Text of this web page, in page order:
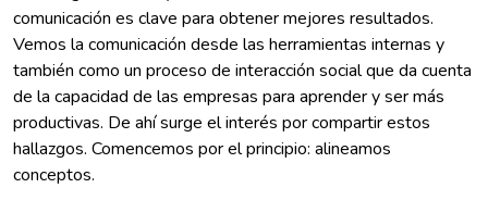
comunicación es clave para obtener mejores resultados.
Vemos la comunicación desde las herramientas internas y
también como un proceso de interacción social que da cuenta
de la capacidad de las empresas para aprender y ser más
productivas. De ahí surge el interés por compartir estos
hallazgos. Comencemos por el principio: alineamos